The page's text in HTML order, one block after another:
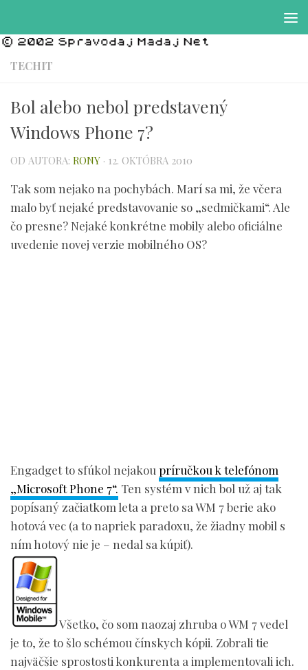
TECHIT
Bol alebo nebol predstavený
Windows Phone 7?
OD AUTORA: RONY · 12. OKTÓBRA 2010
Tak som nejako na pochybách. Marí sa mi, že včera
malo byť nejaké predstavovanie so „sedmičkami“. Ale
čo presne? Nejaké konkrétne mobily alebo oficiálne
uvedenie novej verzie mobilného OS?
Engadget to sfúkol nejakou príručkou k telefónom
„Microsoft Phone 7“. Ten systém v nich bol už aj tak
popísaný začiatkom leta a preto sa WM 7 berie ako
hotová vec (a to napriek paradoxu, že žiadny mobil s
ním hotový nie je – nedal sa kúpiť).
Všetko, čo som naozaj zhruba o WM 7 vedel
je to, že to šlo schémou čínskych kópii. Zobrali tie
najväčšie sprostosti konkurenta a implementovali ich.